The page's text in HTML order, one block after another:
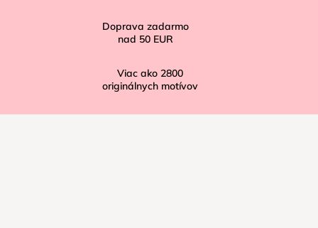
Doprava zadarmo
nad 50 EUR
Viac ako 2800
originálnych motívov